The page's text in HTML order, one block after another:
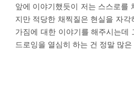
앞에 이야기했듯이 저는 스스로를
지만 적당한 채찍질은 현실을 자
가짐에 대한 이야기를 해주시는데
드로잉을 열심히 하는 건 정말 많